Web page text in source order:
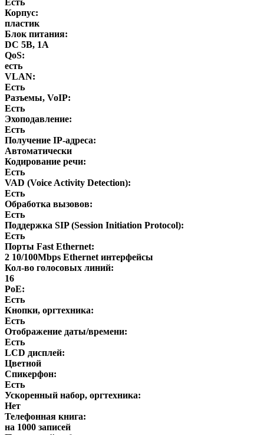
Корпус:
пластик
Блок питания:
DC 5В, 1А
QoS:
есть
VLAN:
Есть
Разъемы, VoIP:
Есть
Эхоподавление:
Есть
Получение IP-адреса:
Автоматически
Кодирование речи:
Есть
VAD (Voice Activity Detection):
Есть
Обработка вызовов:
Есть
Поддержка SIP (Session Initiation Protocol):
Есть
Порты Fast Ethernet:
2 10/100Mbps Ethernet интерфейсы
Кол-во голосовых линий:
16
PoE:
Есть
Кнопки, оргтехника:
Есть
Отображение даты/времени:
Есть
LCD дисплей:
Цветной
Спикерфон:
Есть
Ускоренный набор, оргтехника:
Нет
Телефонная книга:
на 1000 записей